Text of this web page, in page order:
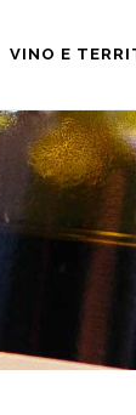
VINO E